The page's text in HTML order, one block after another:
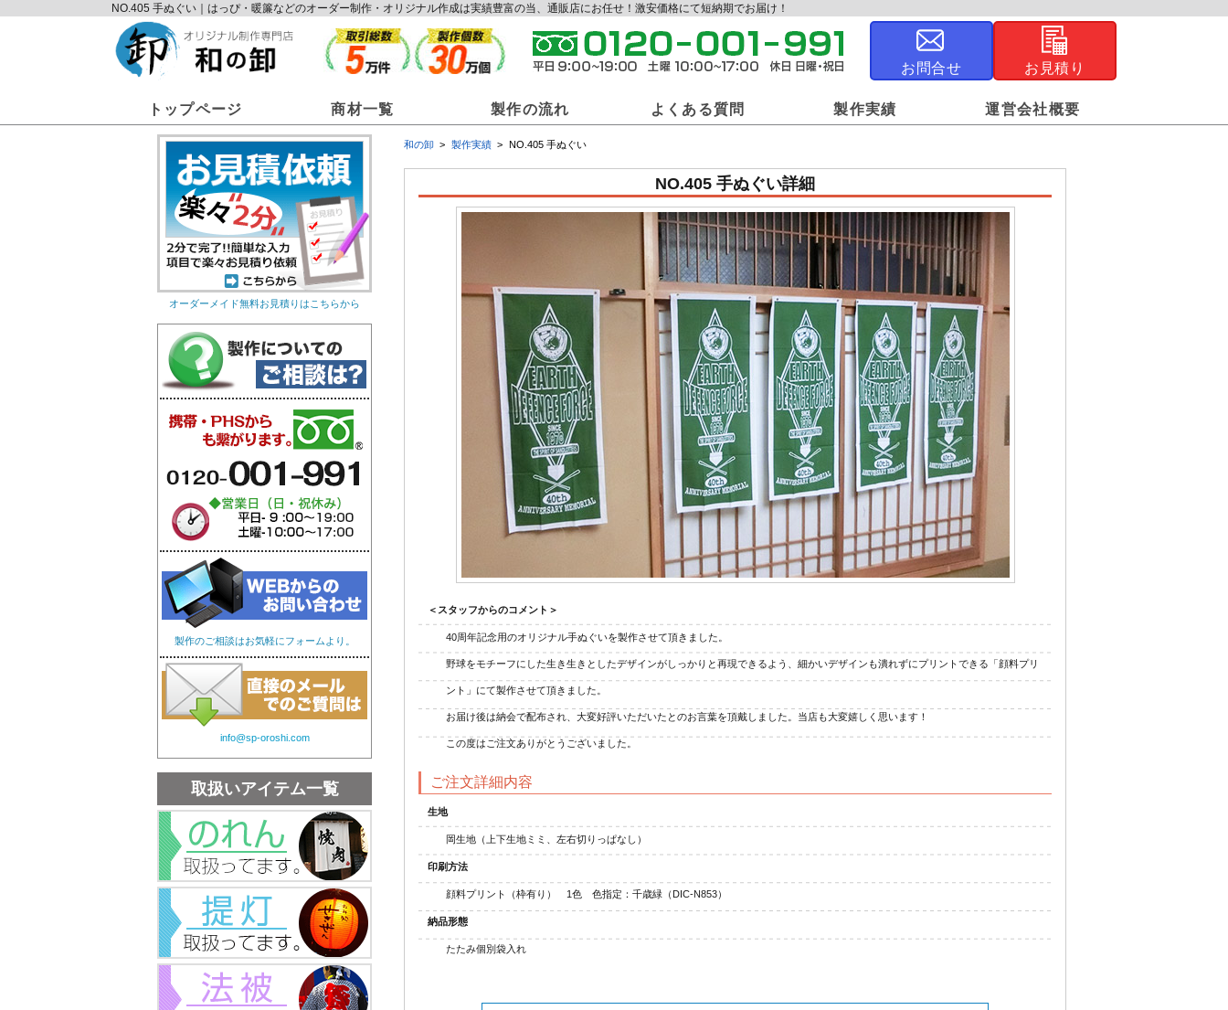
NO.405 手ぬぐい｜はっぴ・暖簾などのオーダー制作・オリジナル作成は実績豊富の当、通販店にお任せ！激安価格にて短納期でお届け！
お問合せ お見積り
トップページ 商材一覧
和の卸商材一覧
オリジナルのれん オリジナル提灯 オリジナル法被 オリジナル風呂敷
オリジナル手ぬぐい オリジナル扇子 オリジナルうちわ オリジナル浴衣
製作の流れ よくある質問 製作実績 運営会社概要
和の卸 製作実績 NO.405 手ぬぐい
NO.405 手ぬぐい詳細
＜スタッフからのコメント＞
40周年記念用のオリジナル手ぬぐいを製作させて頂きました。
野球をモチーフにした生き生きとしたデザインがしっかりと再現できるよう、細かいデザインも潰れずにプリントできる「顔料プリ
ント」にて製作させて頂きました。
お届け後は納会で配布され、大変好評いただいたとのお言葉を頂戴しました。当店も大変嬉しく思います！
この度はご注文ありがとうございました。
ご注文詳細内容
生地
岡生地（上下生地ミミ、左右切りっぱなし）
印刷方法
顔料プリント（枠有り） 1色 色指定：千歳緑（DIC-N853）
納品形態
たたみ個別袋入れ
オーダーメイド無料お見積りはこちらから
製作のご相談はお気軽にフォームより。
info@sp-oroshi.com
取扱いアイテム一覧